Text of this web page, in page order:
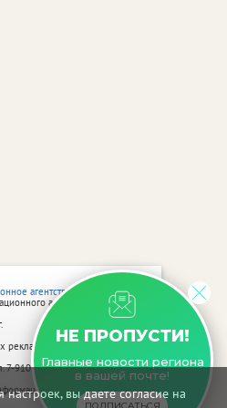
вы даете согласие на
НЕ ПРОПУСТИ!
Главные новости региона
в вашей почте!
агентство vRossii.ru
агентства vRossii.ru
рекламы.
7-910-267-70-40,
не предназначенную